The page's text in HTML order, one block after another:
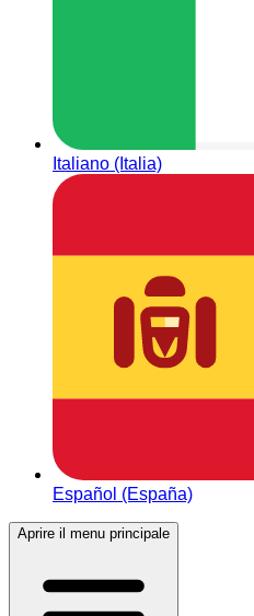
Italiano (Italia)
Español (España)
Aprire il menu principale